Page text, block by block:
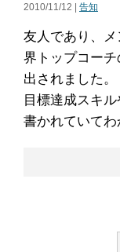
2010/11/12 | 告知
友人であり、
界トップコー
出されました
目標達成スキ
書かれていてわ